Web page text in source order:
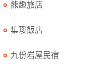
熊趣旅店
集璦飯店
九份岩屋民宿